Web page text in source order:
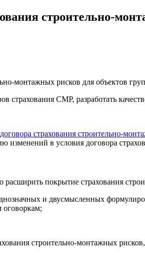
строительно-
монтажных рисков для объектов
страхования СМР, разработать
договора страхования строительно-
изменений в условия договора
расширить покрытие страхования
и двусмысленных
оговоркам;
строительно‑монтажных